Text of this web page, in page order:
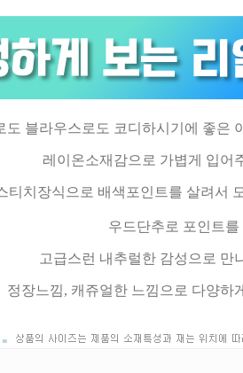
도 블라우스로도 코디하시기에 좋은
레이온소재감으로 가볍게 입어
티치장식으로 배색포인트를 살려서
우드단추로 포인트를
고급스런 내추럴한 감성으로 만
정장느낌, 캐쥬얼한 느낌으로 다양하